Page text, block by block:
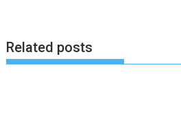
Related posts